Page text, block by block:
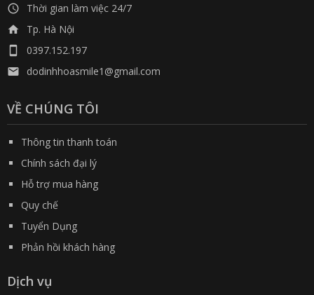
 Thời gian làm việc 24/7
 Tp. Hà Nội
 0397.152.197
 dodinhhoasmile1@gmail.com
VỀ CHÚNG TÔI
Thông tin thanh toán
Chính sách đại lý
Hỗ trợ mua hàng
Quy chế
Tuyển Dụng
Phản hồi khách hàng
Dịch vụ